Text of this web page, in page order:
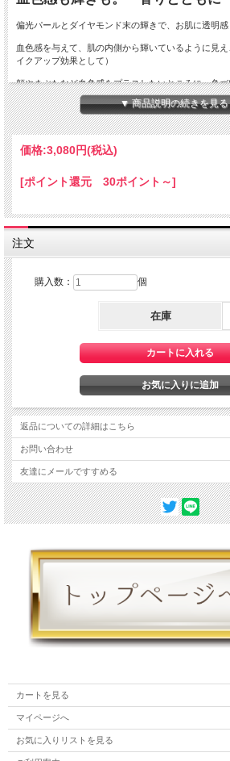
偏光パールとダイヤモンド末の輝きで、お肌に透明感
血色感を与えて、肌の内側から輝いているように見
イクアップ効果として）
頬やまぶたなど血色感をプラスしたいところに、色
つけて輝きをプラス、2way仕様でお使いいただけま
・厳選美容成分配合の美容液チークハイライター
ハリツヤ肌を目指す厳選成分、パルミトイルテトラ
ラーゲン* 、加水分解ヒアルロン酸* 、加水分解ヒア
１３）グリセリル* 、グリチルリチン酸２K** を配合
・8種の天然精油*** の心地よい香りをメイクしながら
* ：保湿成分 **：肌荒れ防止成分
***：エンピツビャクシン油、オレンジ果皮油、ニオ
ット果実油、マヨラナ葉油、ラベンダー油、ローズ
▼ 商品説明の続きを見
価格:3,080円(税込)
[ポイント還元 30ポイント～]
注文
購入数： 個
在庫
返品についての詳細はこちら
お問い合わせ
友達にメールですすめる
カートを見る
マイページへ
お気に入りリストを見る